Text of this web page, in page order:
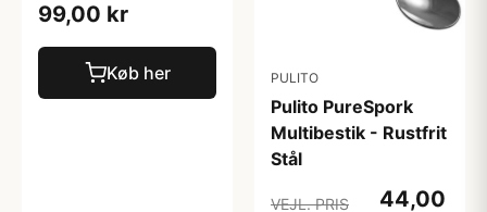
99,00 kr
Køb her PULITO
Pulito PureSpork
Multibestik - Rustfrit
Stål
VEJL. PRIS
44,00